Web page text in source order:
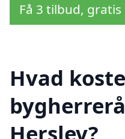
Få 3 tilbud,
Hvad
Herslev?